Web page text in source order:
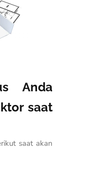
Anda
saat
saat akan